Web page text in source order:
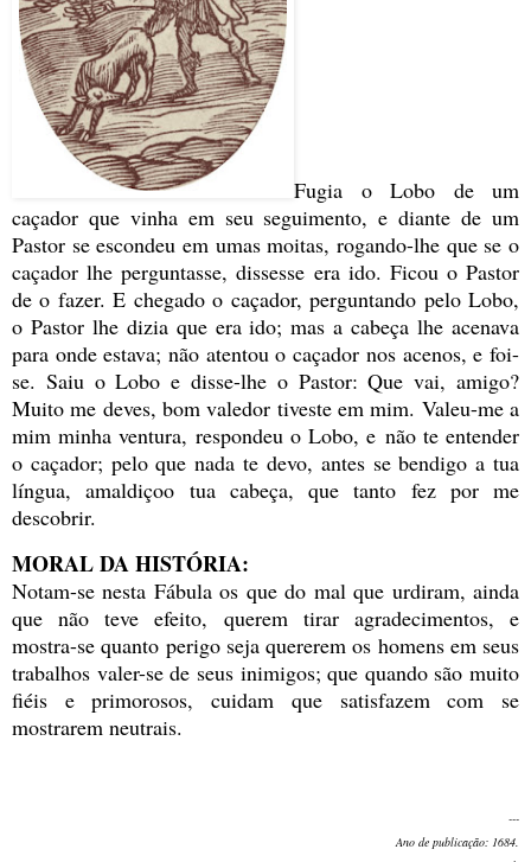
Fugia o Lobo de um
caçador que vinha em seu seguimento, e diante de um
Pastor se escondeu em umas moitas, rogando-lhe que se o
caçador lhe perguntasse, dissesse era ido. Ficou o Pastor
de o fazer. E chegado o caçador, perguntando pelo Lobo,
o Pastor lhe dizia que era ido; mas a cabeça lhe acenava
para onde estava; não atentou o caçador nos acenos, e foi-
se. Saiu o Lobo e disse-lhe o Pastor: Que vai, amigo?
Muito me deves, bom valedor tiveste em mim. Valeu-me a
mim minha ventura, respondeu o Lobo, e não te entender
o caçador; pelo que nada te devo, antes se bendigo a tua
língua, amaldiçoo tua cabeça, que tanto fez por me
descobrir.
MORAL DA HISTÓRIA:
Notam-se nesta Fábula os que do mal que urdiram, ainda
que não teve efeito, querem tirar agradecimentos, e
mostra-se quanto perigo seja quererem os homens em seus
trabalhos valer-se de seus inimigos; que quando são muito
fiéis e primorosos, cuidam que satisfazem com se
mostrarem neutrais.
---
Ano de publicação: 1684.